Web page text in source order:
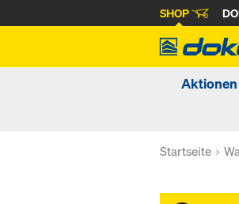
SHOP
Aktionen
Startseite